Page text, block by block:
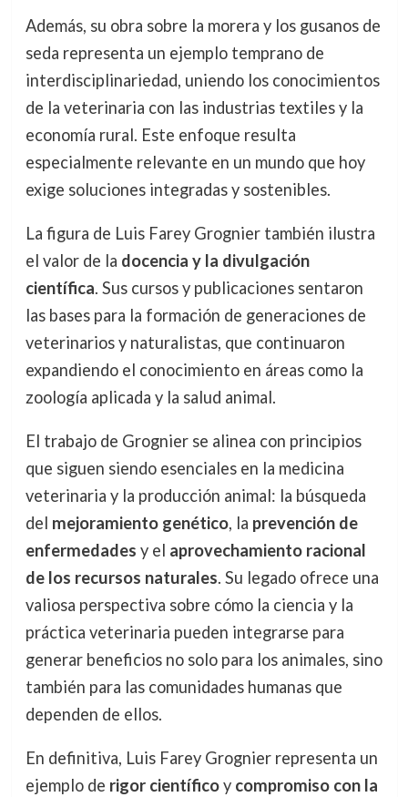
Además, su obra sobre la morera y los gusanos de
seda representa un ejemplo temprano de
interdisciplinariedad, uniendo los conocimientos
de la veterinaria con las industrias textiles y la
economía rural. Este enfoque resulta
especialmente relevante en un mundo que hoy
exige soluciones integradas y sostenibles.
La figura de Luis Farey Grognier también ilustra
el valor de la docencia y la divulgación
científica. Sus cursos y publicaciones sentaron
las bases para la formación de generaciones de
veterinarios y naturalistas, que continuaron
expandiendo el conocimiento en áreas como la
zoología aplicada y la salud animal.
El trabajo de Grognier se alinea con principios
que siguen siendo esenciales en la medicina
veterinaria y la producción animal: la búsqueda
del mejoramiento genético, la prevención de
enfermedades y el aprovechamiento racional
de los recursos naturales. Su legado ofrece una
valiosa perspectiva sobre cómo la ciencia y la
práctica veterinaria pueden integrarse para
generar beneficios no solo para los animales, sino
también para las comunidades humanas que
dependen de ellos.
En definitiva, Luis Farey Grognier representa un
ejemplo de rigor científicoy compromiso con la